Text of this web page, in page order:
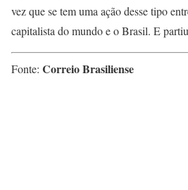
vez que se tem uma ação desse tipo
capitalista do mundo e o Brasil. E
Fonte: Correio Brasiliense